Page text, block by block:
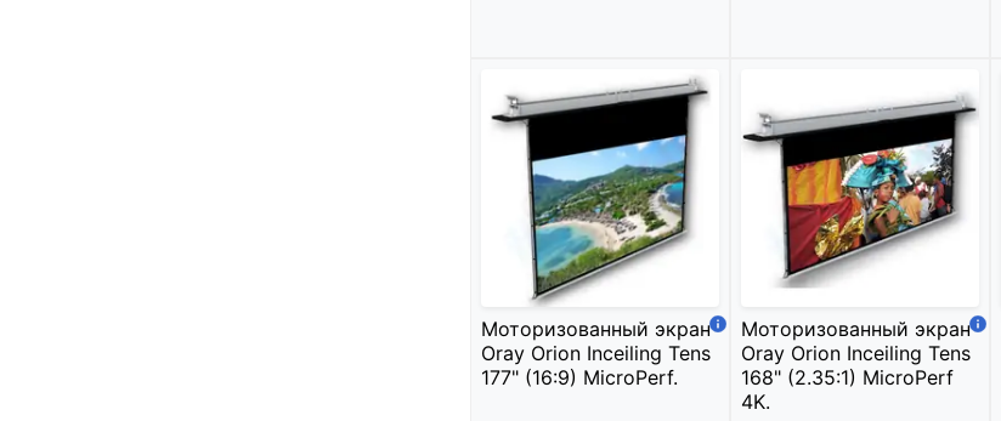
Моторизованный экран
Oray Orion Inceiling Tens
177" (16:9) MicroPerf.
Моторизованный экран
Oray Orion Inceiling Tens
168" (2.35:1) MicroPerf
4K.